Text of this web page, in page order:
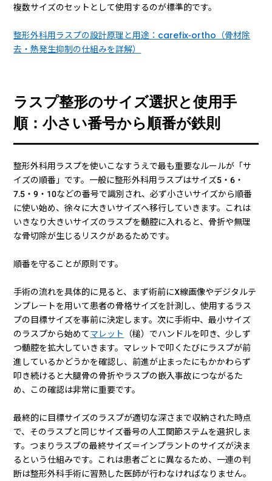
複数サイズのセットとして使用するのが標準的です。
整形外科用ラスプの設計原理と用途：carefix-ortho（骨材除
去・熱発生抑制の仕組みを詳解）
ラスプ整形のサイズ選択と使用手
順：小さい番号から順番が鉄則
整形外科用ラスプを使いこなすうえで最も重要なルールが「サ
イズの順番」です。一般に整形外科用ラスプはサイズ5・6・
7.5・9・10などの番号で識別され、必ず小さいサイズから順番
に使い始め、徐々に大きいサイズへ移行していきます。これは
いきなり大きいサイズのラスプを髄腔に入れると、骨折や無理
な骨切除が生じるリスクがあるためです。
順番を守ることが原則です。
手術の流れを具体的に見ると、まず術前にX線画像やデジタルテ
ンプレートを用いて患者の骨格サイズを計測し、使用するラス
プの目標サイズを事前に決定します。次に手術中、最小サイズ
のラスプから始めてマレット （槌）でハンドルを叩き、少しず
つ髄腔を拡大していきます。マレットで叩くたびにラスプが前
進しているかどうかを確認し、前進が止まったにもかかわらず
叩き続けると大腿骨の骨折やラスプの嵌入事故につながるた
め、この確認は非常に重要です。
最終的に目標サイズのラスプが適切な深さまで収納された時点
で、そのラスプと同じサイズ番号の人工関節ステムを選択しま
す。つまりラスプの最終サイズ＝インプラントのサイズが決ま
るという仕組みです。これは患者ごとに異なるため、一連の判
断は整形外科手術に習熟した医師が行わなければなりません。